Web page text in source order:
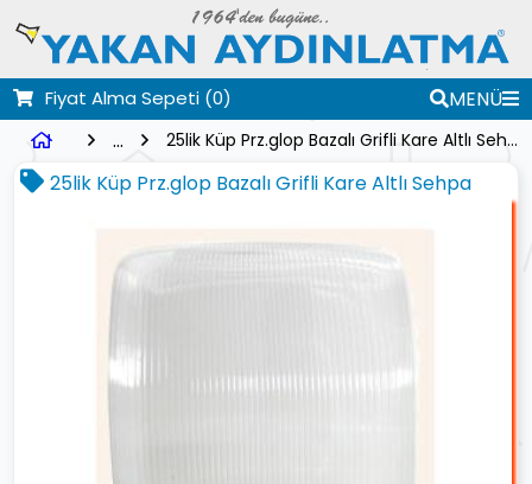
Fiyat Alma Sepeti (0)
MENÜ
...
25lik Küp Prz.glop Bazalı Grifli Kare Altlı Sehpa
25lik Küp Prz.glop Bazalı Grifli Kare Altlı Sehpa